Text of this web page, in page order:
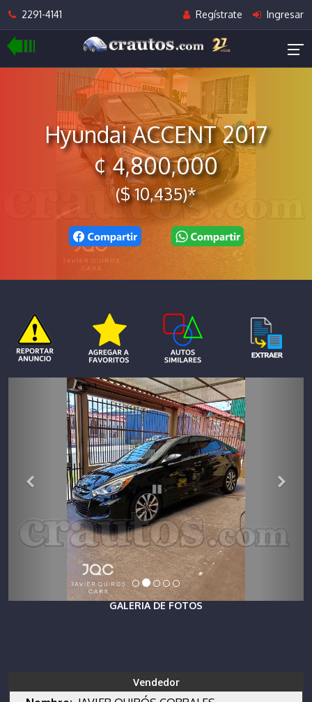
2291-4141 Regístrate Ingresar
Hyundai ACCENT 2017
¢ 4,800,000
($ 10,435)*
GALERIA DE FOTOS
Vendedor